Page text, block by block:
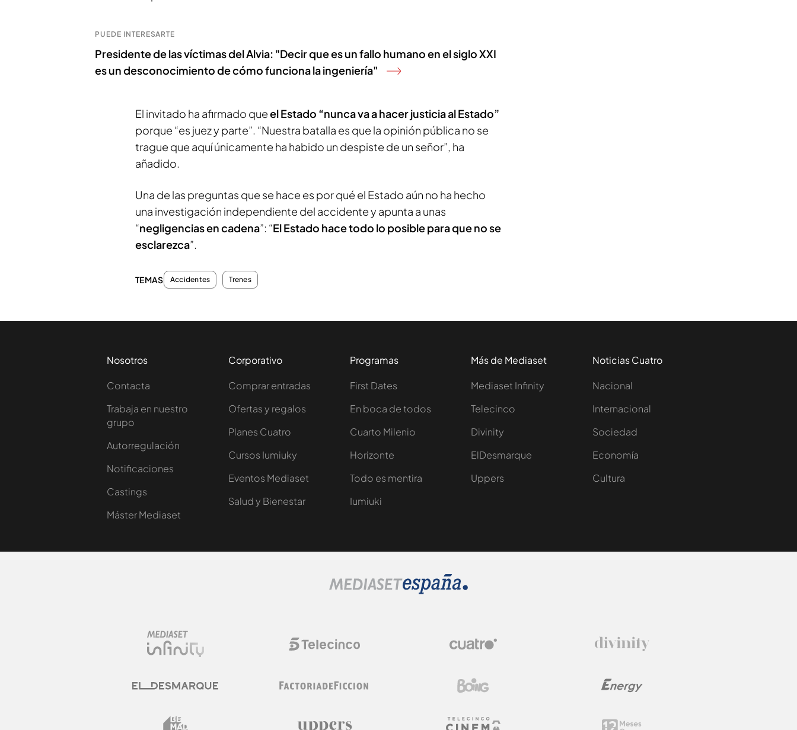
PUEDE INTERESARTE
Presidente de las víctimas del Alvia: "Decir que es un fallo humano en el siglo XXI
es un desconocimiento de cómo funciona la ingeniería"
El invitado ha afirmado queel Estado “nunca va a hacer justicia al Estado”
porque “es juez y parte”. “Nuestra batalla es que la opinión pública no se
trague que aquí únicamente ha habido un despiste de un señor”, ha
añadido.
Una de las preguntas que se hace es por qué el Estado aún no ha hecho
una investigación independiente del accidente y apunta a unas
“negligencias en cadena”: “El Estado hace todo lo posible para que no se
esclarezca”.
TEMAS Accidentes Trenes
Nosotros
Contacta
Trabaja en nuestro
grupo
Autorregulación
Notificaciones
Castings
Máster Mediaset
Corporativo
Comprar entradas
Ofertas y regalos
Planes Cuatro
Cursos Iumiuky
Eventos Mediaset
Salud y Bienestar
Programas
First Dates
En boca de todos
Cuarto Milenio
Horizonte
Todo es mentira
Iumiuki
Más de Mediaset
Mediaset Infinity
Telecinco
Divinity
ElDesmarque
Uppers
Noticias Cuatro
Nacional
Internacional
Sociedad
Economía
Cultura